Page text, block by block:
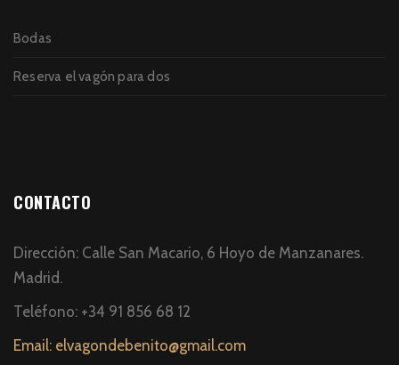
Bodas
Reserva el vagón para dos
CONTACTO
Dirección: Calle San Macario, 6 Hoyo de Manzanares.
Madrid.
Teléfono: +34 91 856 68 12
Email: elvagondebenito@gmail.com